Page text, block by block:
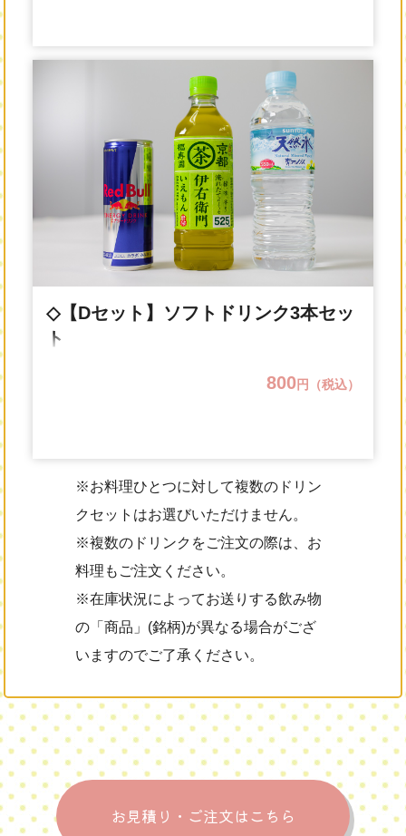
◇【Dセット】ソフトドリンク3本セッ
ト
800円（税込）
※お料理ひとつに対して複数のドリン
クセットはお選びいただけません。
※複数のドリンクをご注文の際は、お
料理もご注文ください。
※在庫状況によってお送りする飲み物
の「商品」(銘柄)が異なる場合がござ
いますのでご了承ください。
お見積り・ご注文はこちら